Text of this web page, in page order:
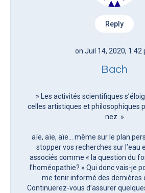
Reply
on Juil 14, 2020, 1:42
Bach
» Les activités scientifiques
celles artistiques et philosophiques
nez »
aïe, aïe, aïe… même sur le plan
stopper vos recherches sur l’eau
associés comme « la question du
l’homéopathie? » Qui donc vais-je
me tenir informé des dernières
Continuerez-vous d’assurer